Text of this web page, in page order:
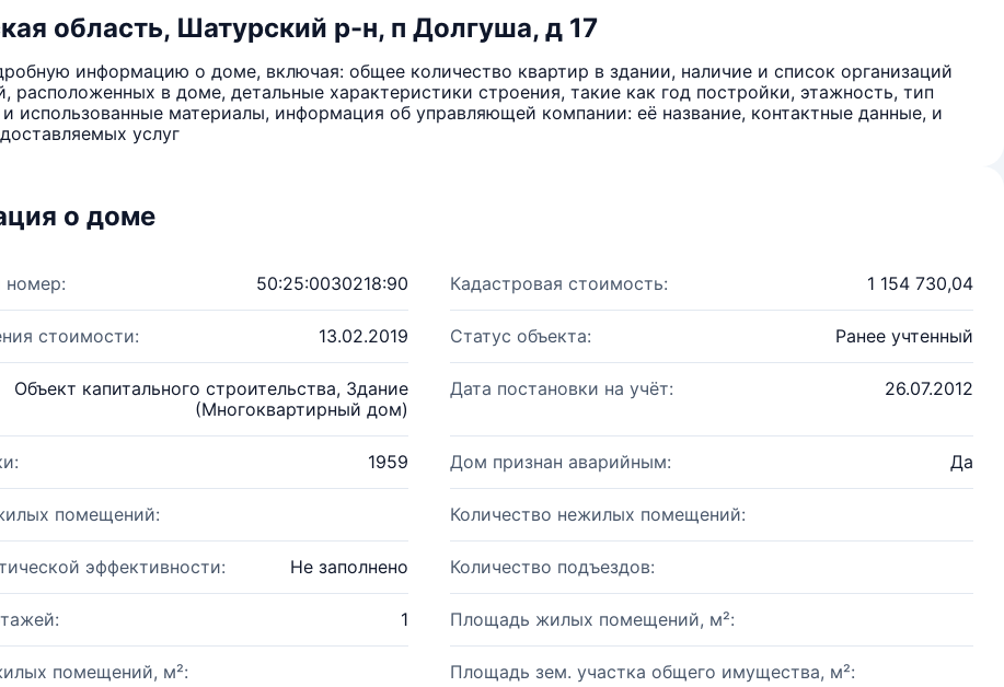
область, Шатурский р-н, п Долгуша, д 17
информацию о доме, включая: общее количество квартир в здании, наличие и список организаций
расположенных в доме, детальные характеристики строения, такие как год постройки, этажность, тип
использованные материалы, информация об управляющей компании: её название, контактные данные, и
услуг
о доме
номер: 50:25:0030218:90 Кадастровая стоимость: 1 154 730,04
стоимости: 13.02.2019 Статус объекта: Ранее учтенный
Объект капитального строительства, Здание
(Многоквартирный дом)
Дата постановки на учёт: 26.07.2012
1959 Дом признан аварийным: Да
помещений: Количество нежилых помещений:
эффективности: Не заполнено Количество подъездов:
1 Площадь жилых помещений, м²:
помещений, м²: Площадь зем. участка общего имущества, м²: